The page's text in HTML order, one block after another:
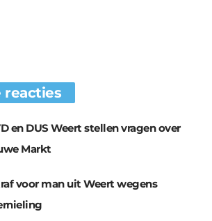
reacties
en DUS Weert stellen vragen over
Markt
voor man uit Weert wegens